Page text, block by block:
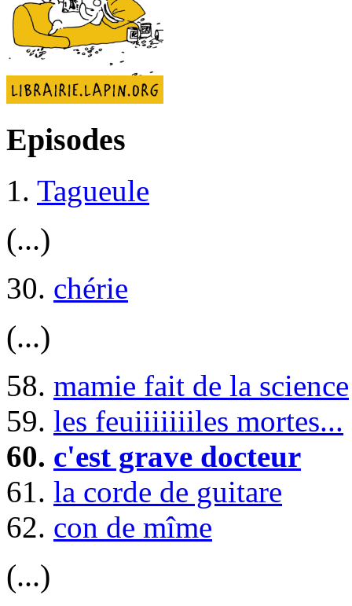
Episodes
1. Tagueule
(...)
30. chérie
(...)
58. mamie fait de la science
59. les feuiiiiiiiles mortes...
60. c'est grave docteur
61. la corde de guitare
62. con de mîme
(...)